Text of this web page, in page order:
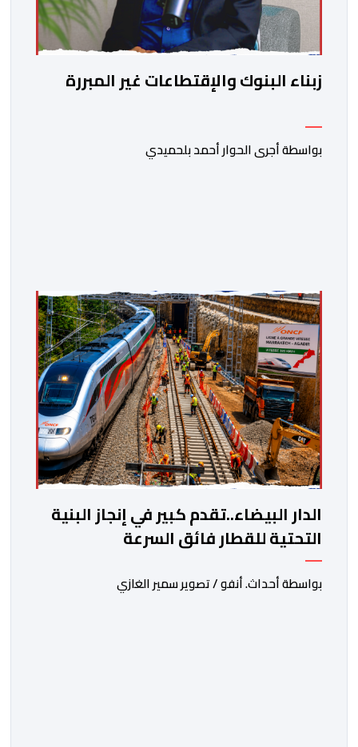
زبناء البنوك والإقتطاعات غير المبررة
بواسطة أجرى الحوار أحمد بلحميدي
الدار البيضاء..تقدم كبير في إنجاز البنية
التحتية للقطار فائق السرعة
بواسطة أحداث. أنفو / تصوير سمير الغازي